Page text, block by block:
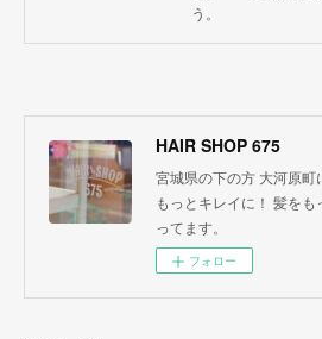
う。
HAIR SHOP 675
宮城県の下の方 大河原
もっとキレイに！ 髪を
ってます。
フォロー